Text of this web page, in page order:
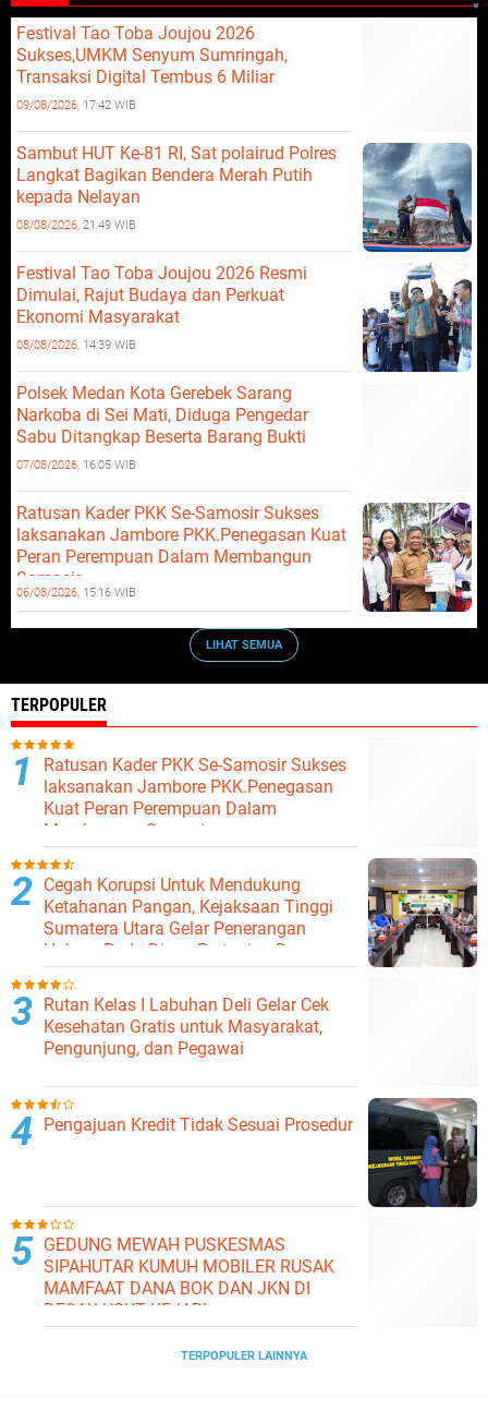
Festival Tao Toba Joujou 2026
Sukses,UMKM Senyum Sumringah,
Transaksi Digital Tembus 6 Miliar
09/08/2026, 17:42 WIB
Sambut HUT Ke-81 RI, Sat polairud Polres
Langkat Bagikan Bendera Merah Putih
kepada Nelayan
08/08/2026, 21:49 WIB
Festival Tao Toba Joujou 2026 Resmi
Dimulai, Rajut Budaya dan Perkuat
Ekonomi Masyarakat
08/08/2026, 14:39 WIB
Polsek Medan Kota Gerebek Sarang
Narkoba di Sei Mati, Diduga Pengedar
Sabu Ditangkap Beserta Barang Bukti
07/08/2026, 16:05 WIB
Ratusan Kader PKK Se-Samosir Sukses
laksanakan Jambore PKK.Penegasan Kuat
Peran Perempuan Dalam Membangun
Samosir.
06/08/2026, 15:16 WIB
LIHAT SEMUA
TERPOPULER
Ratusan Kader PKK Se-Samosir Sukses
laksanakan Jambore PKK.Penegasan
Kuat Peran Perempuan Dalam
Membangun Samosir.
Cegah Korupsi Untuk Mendukung
Ketahanan Pangan, Kejaksaan Tinggi
Sumatera Utara Gelar Penerangan
Hukum Pada Dinas Pertanian Dan
Ketahanan Pangan
Rutan Kelas I Labuhan Deli Gelar Cek
Kesehatan Gratis untuk Masyarakat,
Pengunjung, dan Pegawai
Pengajuan Kredit Tidak Sesuai Prosedur
GEDUNG MEWAH PUSKESMAS
SIPAHUTAR KUMUH MOBILER RUSAK
MAMFAAT DANA BOK DAN JKN DI
DESAK USUT KEJARI
TERPOPULER LAINNYA